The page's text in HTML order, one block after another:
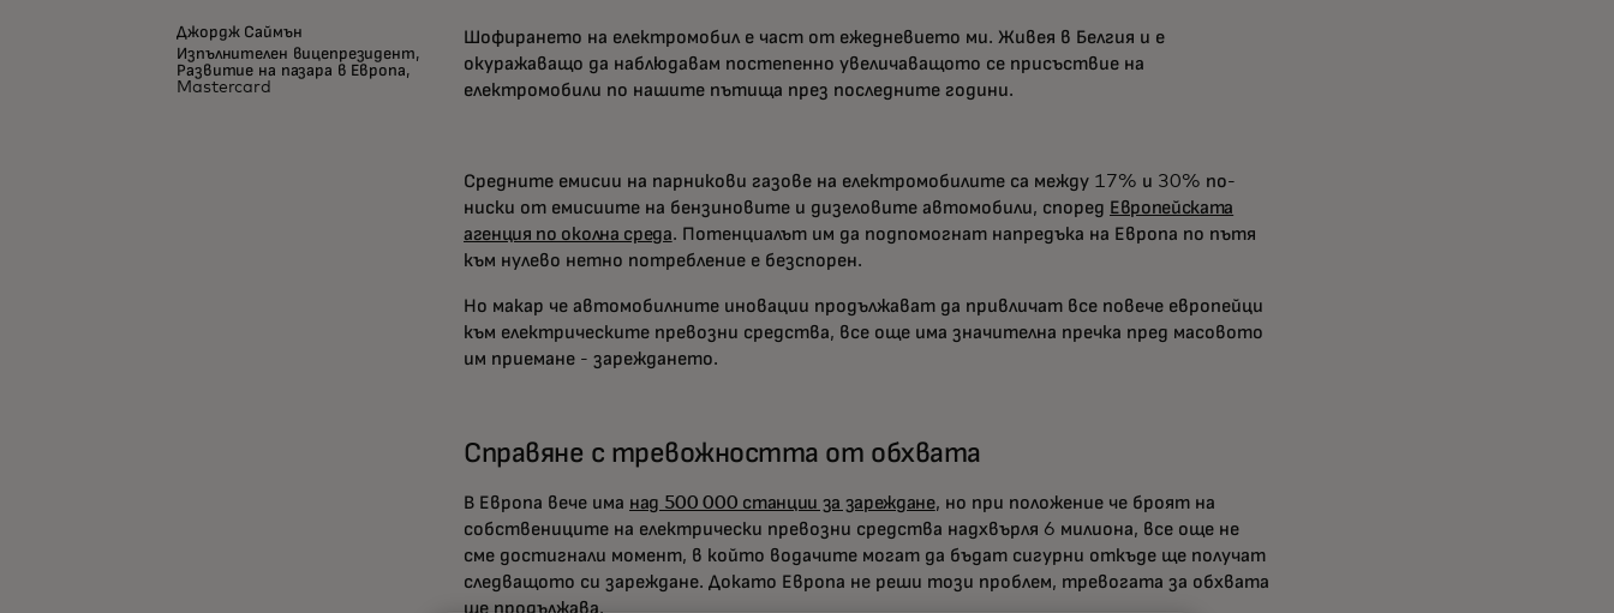
Джордж Саймън
Изпълнителен вицепрезидент,
Развитие на пазара в Европа,
Mastercard
Шофирането на електромобил е част от ежедневието ми. Живея в Белгия и е
окуражаващо да наблюдавам постепенно увеличаващото се присъствие на
електромобили по нашите пътища през последните години.
Средните емисии на парникови газове на електромобилите са между 17% и 30% по-
ниски от емисиите на бензиновите и дизеловите автомобили, според Европейската
агенция по околна среда. Потенциалът им да подпомогнат напредъка на Европа по пътя
към нулево нетно потребление е безспорен.
Но макар че автомобилните иновации продължават да привличат все повече европейци
към електрическите превозни средства, все още има значителна пречка пред масовото
им приемане - зареждането.
Справяне с тревожността от обхвата
В Европа вече има над 500 000 станции за зареждане, но при положение че броят на
собствениците на електрически превозни средства надхвърля 6 милиона, все още не
сме достигнали момент, в който водачите могат да бъдат сигурни откъде ще получат
следващото си зареждане. Докато Европа не реши този проблем, тревогата за обхвата
ще продължава.